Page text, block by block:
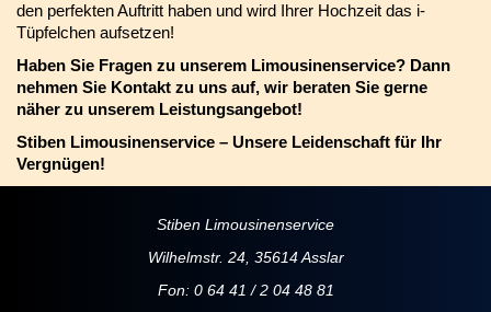
den perfekten Auftritt haben und wird Ihrer Hochzeit das i-
Tüpfelchen aufsetzen!
Haben Sie Fragen zu unserem Limousinenservice? Dann
nehmen Sie Kontakt zu uns auf, wir beraten Sie gerne
näher zu unserem Leistungsangebot!
Stiben Limousinenservice – Unsere Leidenschaft für Ihr
Vergnügen!
Stiben Limousinenservice
Wilhelmstr. 24, 35614 Asslar
Fon: 0 64 41 / 2 04 48 81